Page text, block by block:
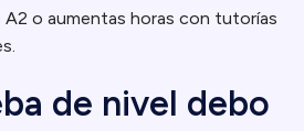
o aumentas horas con tutorías
de nivel debo